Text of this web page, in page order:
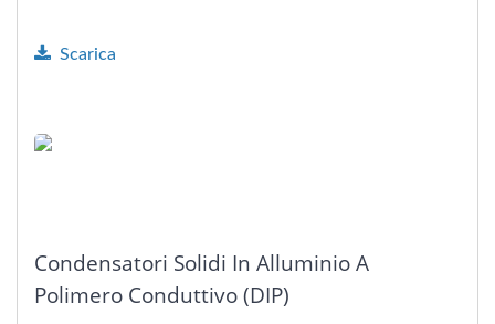
Scarica
Condensatori Solidi In Alluminio A
Polimero Conduttivo (DIP)